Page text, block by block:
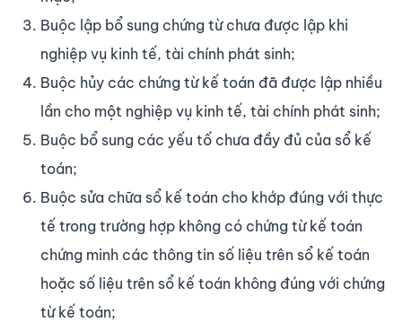
Buộc lập bổ sung chứng từ chưa được lập khi
nghiệp vụ kinh tế, tài chính phát sinh;
Buộc hủy các chứng từ kế toán đã được lập nhiều
lần cho một nghiệp vụ kinh tế, tài chính phát sinh;
Buộc bổ sung các yếu tố chưa đầy đủ của sổ kế
toán;
Buộc sửa chữa sổ kế toán cho khớp đúng với thực
tế trong trường hợp không có chứng từ kế toán
chứng minh các thông tin số liệu trên sổ kế toán
hoặc số liệu trên sổ kế toán không đúng với chứng
từ kế toán;